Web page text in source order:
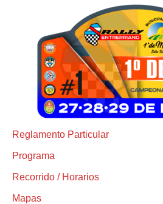
Reglamento Particular
Programa
Recorrido / Horarios
Mapas